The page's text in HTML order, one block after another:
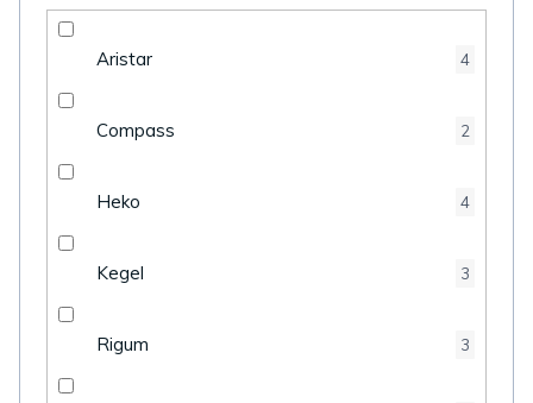
Aristar 4
Compass 2
Heko 4
Kegel 3
Rigum 3